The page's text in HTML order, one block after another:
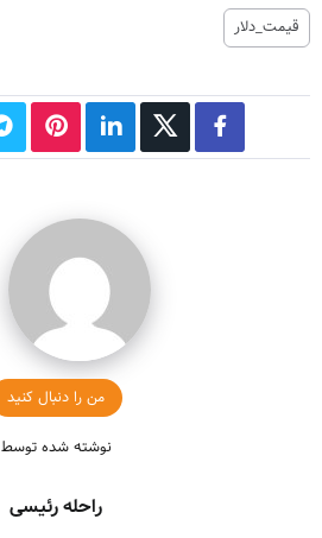
قیمت_دلار
من را دنبال کنید
نوشته شده توسط
راحله رئیسی